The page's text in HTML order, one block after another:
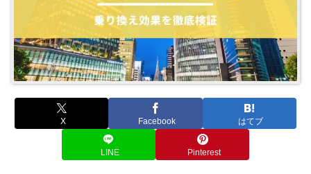
X Facebook はてブ
LINE Pinterest